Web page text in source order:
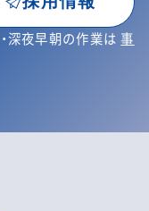
・深夜早朝の作業は事